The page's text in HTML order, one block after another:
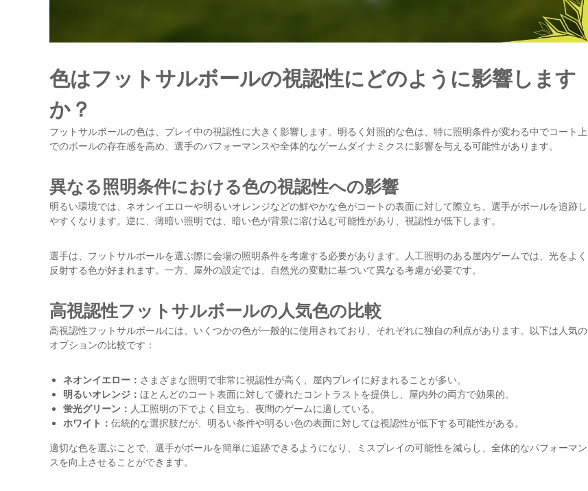
色はフットサルボールの視認性にどのように影響します
か？
フットサルボールの色は、プレイ中の視認性に大きく影響します。明るく対照的な色は、特に照明条件が変わる中でコート上
でのボールの存在感を高め、選手のパフォーマンスや全体的なゲームダイナミクスに影響を与える可能性があります。
異なる照明条件における色の視認性への影響
明るい環境では、ネオンイエローや明るいオレンジなどの鮮やかな色がコートの表面に対して際立ち、選手がボールを追跡し
やすくなります。逆に、薄暗い照明では、暗い色が背景に溶け込む可能性があり、視認性が低下します。
選手は、フットサルボールを選ぶ際に会場の照明条件を考慮する必要があります。人工照明のある屋内ゲームでは、光をよく
反射する色が好まれます。一方、屋外の設定では、自然光の変動に基づいて異なる考慮が必要です。
高視認性フットサルボールの人気色の比較
高視認性フットサルボールには、いくつかの色が一般的に使用されており、それぞれに独自の利点があります。以下は人気の
オプションの比較です：
ネオンイエロー： さまざまな照明で非常に視認性が高く、屋内プレイに好まれることが多い。
明るいオレンジ： ほとんどのコート表面に対して優れたコントラストを提供し、屋内外の両方で効果的。
蛍光グリーン： 人工照明の下でよく目立ち、夜間のゲームに適している。
ホワイト： 伝統的な選択肢だが、明るい条件や明るい色の表面に対しては視認性が低下する可能性がある。
適切な色を選ぶことで、選手がボールを簡単に追跡できるようになり、ミスプレイの可能性を減らし、全体的なパフォーマン
スを向上させることができます。